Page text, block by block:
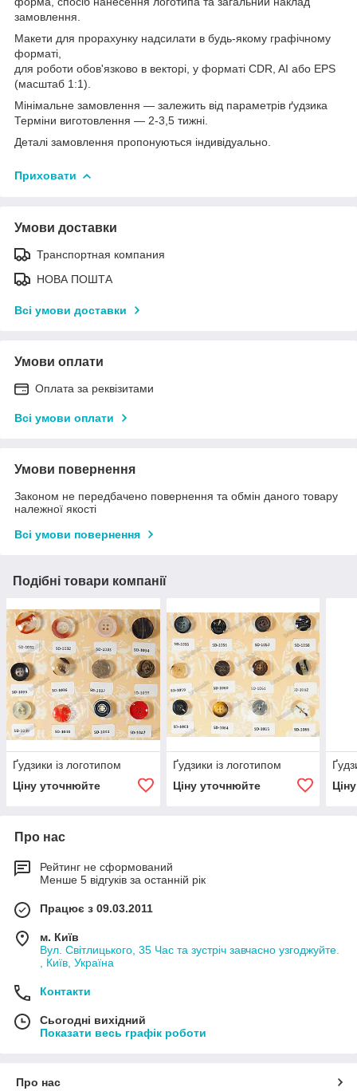
замовлення.
Макети для прорахунку надсилати в будь-якому графічному
форматі,
для роботи обов'язково в векторі, у форматі CDR, AI або EPS
(масштаб 1:1).
Мінімальне замовлення — залежить від параметрів ґудзика
Терміни виготовлення — 2-3,5 тижні.
Деталі замовлення пропонуються індивідуально.
Приховати
Умови доставки
Транспортная компания
НОВА ПОШТА
Всі умови доставки
Умови оплати
Оплата за реквізитами
Всі умови оплати
Умови повернення
Законом не передбачено повернення та обмін даного товару
належної якості
Всі умови повернення
Подібні товари компанії
Ґудзики із логотипом
Ціну уточнюйте
Ґудзики із логотипом
Ціну уточнюйте
Про нас
Рейтинг не сформований
Менше 5 відгуків за останній рік
Працює з 09.03.2011
м. Київ
Вул. Світлицького, 35 Час та зустріч завчасно узгоджуйте.
, Київ, Україна
Контакти
Сьогодні вихідний
Показати весь графік роботи
Про нас